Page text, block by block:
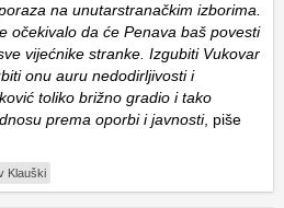
na unutarstranačkim izborima.
očekivalo da će Penava baš povesti
vijećnike stranke. Izgubiti Vukovar
onu auru nedodirljivosti i
toliko brižno gradio i tako
prema oporbi i javnosti, piše
Klauški